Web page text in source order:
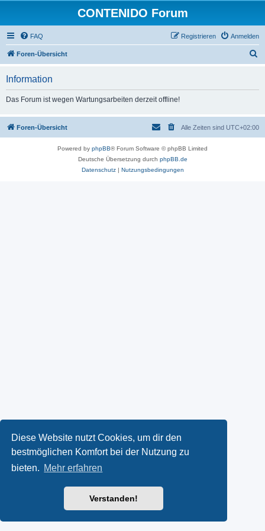
Diese Website nutzt Cookies, um dir den
bestmöglichen Komfort bei der Nutzung zu
bieten. Mehr erfahren
Verstanden!
CONTENIDO Forum
FAQ Anmelden
Registrieren
Foren-Übersicht
Information
Das Forum ist wegen Wartungsarbeiten derzeit offline!
Foren-Übersicht Alle Zeiten sind UTC+02:00
Powered by phpBB® Forum Software © phpBB Limited
Deutsche Übersetzung durch phpBB.de
Datenschutz| Nutzungsbedingungen